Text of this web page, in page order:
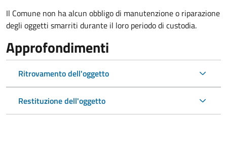
Il Comune non ha alcun obbligo di manutenzione o riparazione
degli oggetti smarriti durante il loro periodo di custodia.
Approfondimenti
Ritrovamento dell'oggetto
Restituzione dell'oggetto